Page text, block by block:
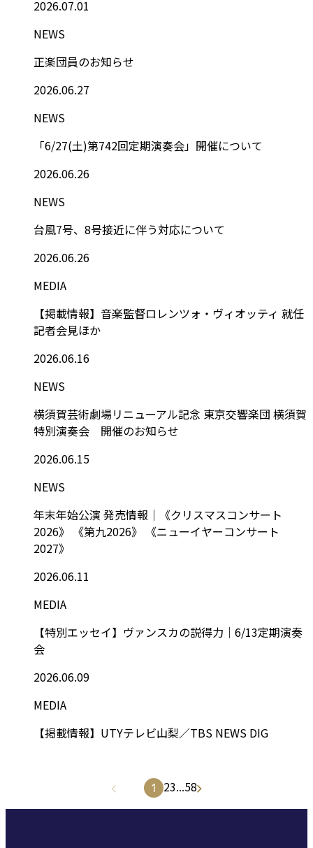
2026.07.01
NEWS
正楽団員のお知らせ
2026.06.27
NEWS
「6/27(土)第742回定期演奏会」開催について
2026.06.26
NEWS
台風7号、8号接近に伴う対応について
2026.06.26
MEDIA
【掲載情報】音楽監督ロレンツォ・ヴィオッティ 就任
記者会見ほか
2026.06.16
NEWS
横須賀芸術劇場リニューアル記念 東京交響楽団 横須賀
特別演奏会 開催のお知らせ
2026.06.15
NEWS
年末年始公演 発売情報｜《クリスマスコンサート
2026》 《第九2026》 《ニューイヤーコンサート
2027》
2026.06.11
MEDIA
【特別エッセイ】ヴァンスカの説得力｜6/13定期演奏
会
2026.06.09
MEDIA
【掲載情報】UTYテレビ山梨／TBS NEWS DIG
1 23...58